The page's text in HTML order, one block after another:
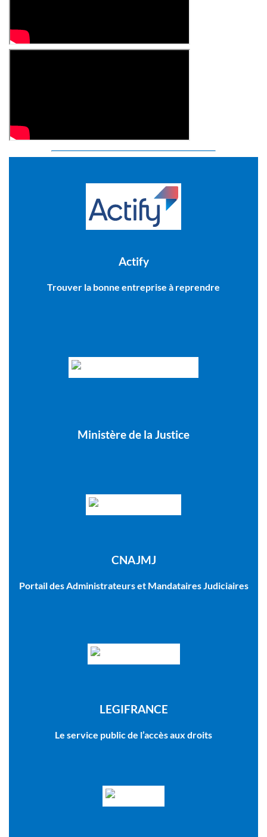
Actify
Trouver la bonne entreprise à reprendre
Ministère de la Justice
CNAJMJ
Portail des Administrateurs et Mandataires Judiciaires
LEGIFRANCE
Le service public de l’accès aux droits